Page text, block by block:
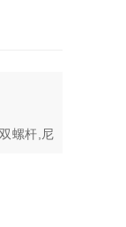
螺杆,尼
废片
品膨化